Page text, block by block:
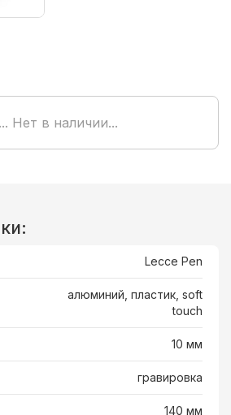
Нет в наличии...
Lecce Pen
алюминий, пластик, soft
touch
10 мм
гравировка
140 мм